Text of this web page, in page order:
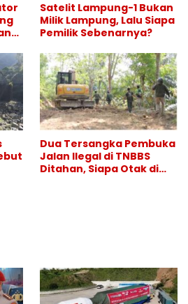
Satelit Lampung-1 Bukan
Milik Lampung, Lalu Siapa
Pemilik Sebenarnya?
Dua Tersangka Pembuka
Jalan Ilegal di TNBBS
Ditahan, Siapa Otak di